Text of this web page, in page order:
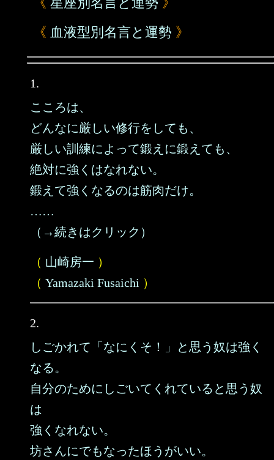
《 血液型別名言と運勢 》
1.
こころは、
どんなに厳しい修行をしても、
厳しい訓練によって鍛えに鍛えても、
絶対に強くはなれない。
鍛えて強くなるのは筋肉だけ。
……
（→続きはクリック）
（ 山崎房一 ）
（ Yamazaki Fusaichi ）
2.
しごかれて「なにくそ！」と思う奴は強く
なる。
自分のためにしごいてくれていると思う奴
は
強くなれない。
坊さんにでもなったほうがいい。